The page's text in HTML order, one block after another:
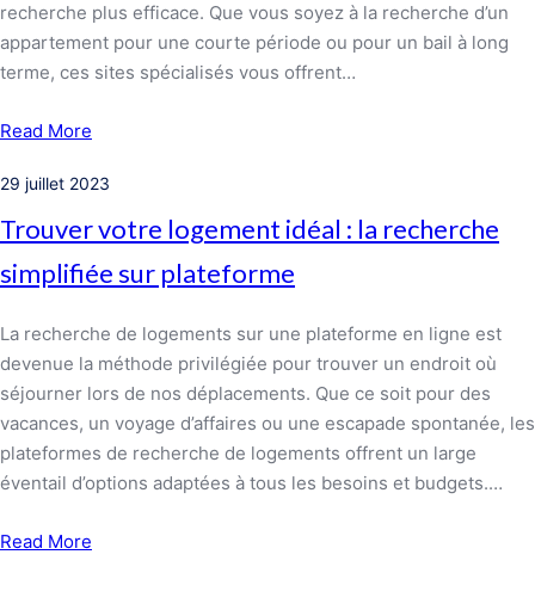
recherche plus efficace. Que vous soyez à la recherche d’un
appartement pour une courte période ou pour un bail à long
terme, ces sites spécialisés vous offrent…
Read More
29 juillet 2023
Trouver votre logement idéal : la recherche
simplifiée sur plateforme
La recherche de logements sur une plateforme en ligne est
devenue la méthode privilégiée pour trouver un endroit où
séjourner lors de nos déplacements. Que ce soit pour des
vacances, un voyage d’affaires ou une escapade spontanée, les
plateformes de recherche de logements offrent un large
éventail d’options adaptées à tous les besoins et budgets.…
Read More